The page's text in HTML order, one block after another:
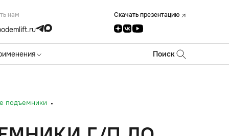
нам Скачать презентацию
Поиск
подъемники